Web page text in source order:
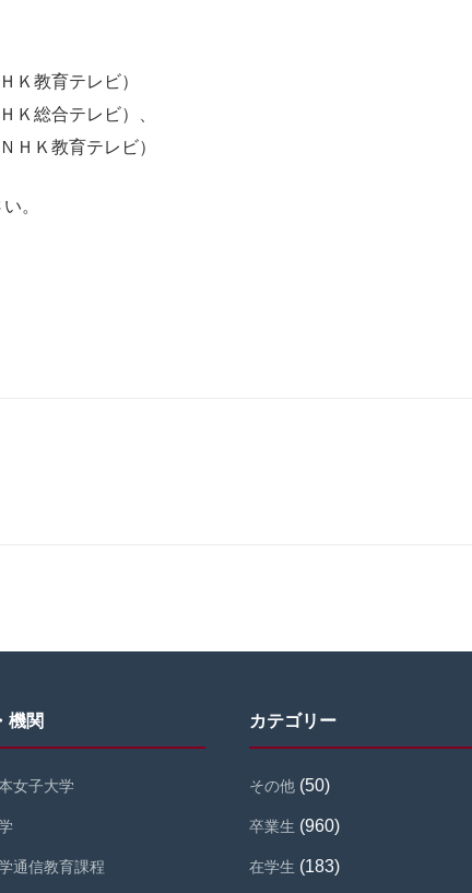
Ｋ教育テレビ）
Ｋ総合テレビ）、
教育テレビ）
。
機関
女子大学
通信教育課程
カテゴリー
その他 (50)
卒業生 (960)
在学生 (183)